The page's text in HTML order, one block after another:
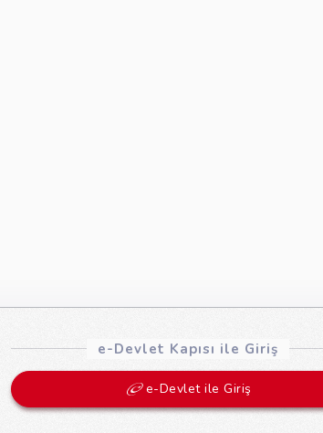
e-Devlet Kapısı ile Giriş
e-Devlet ile Giriş